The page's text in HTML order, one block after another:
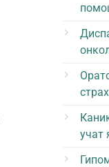
учат